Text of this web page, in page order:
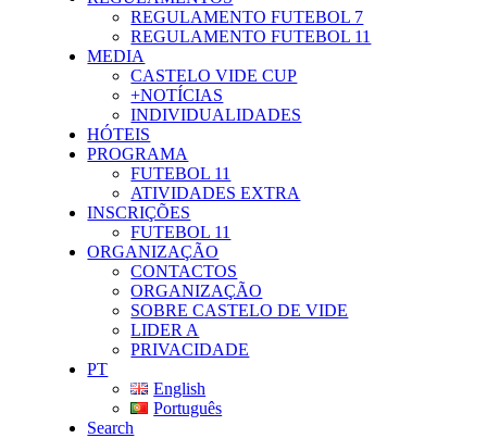
REGULAMENTO FUTEBOL 7
REGULAMENTO FUTEBOL 11
MEDIA
CASTELO VIDE CUP
+NOTÍCIAS
INDIVIDUALIDADES
HÓTEIS
PROGRAMA
FUTEBOL 11
ATIVIDADES EXTRA
INSCRIÇÕES
FUTEBOL 11
ORGANIZAÇÃO
CONTACTOS
ORGANIZAÇÃO
SOBRE CASTELO DE VIDE
LIDER A
PRIVACIDADE
PT
English
Português
Search